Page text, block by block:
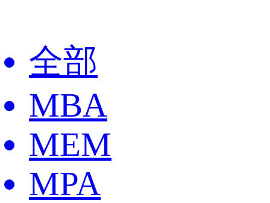
全部
MBA
MEM
MPA